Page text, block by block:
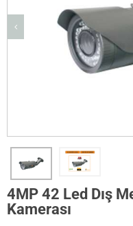
4MP 42 Led Dış
Kamerası